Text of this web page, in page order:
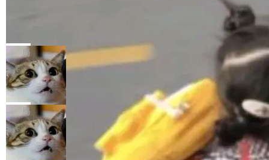
“启蒙老师”。 而今年，恰好是雷霄骅离世十周
年。FFmpeg 社区最终选择用一个大版本的名
字，留下了这份纪念。 雷霄骅曾是中国传媒大学
数字电视技术方向的博士生，长期从事视频、音
频技...
编写程序，目标是完成电商平台作者信息与商品
列表的数据匹配 —— 一项常规的数据处理任
务，最终却产生了 180 万美元的账单，实际支出
超出原定预算 860%。 更令人意外的是，该项目
最终并未成功落地，而高额算力消耗持续运行长
达 5 个月，公司直到财务对账时才察觉异常。这
意味着一个无人看管的 AI 程序，在近半年时间
里日夜不停地"烧钱"。 复盘显示，...
e CEO Clément Delangue 在 CNBC 的采访里
没有拐弯抹角。他说中国正在赢得 AI 竞赛，而
且按目前的速度，中国 AI 工具预计在今年底或
2027 年就能追上美国前沿实验室的水平。 Dela
ngue 把原因归结为一件事：开放协作。中国的
AI 开发者在一个共享和协作的生态里加速迭代，
而美国模型厂商在"闭门造车"。他的原话是 "buil
ding in silos"——各自为战，互不通气。 这个判
局
当 AI agent 把源码变成了最好的扩展系
统，开发者工具必须开源
五年前，David Crawshaw 问过很多软件工程师
一个问题：你写过什么给自己用的程序？答案几
乎都是没有。工程师们整天用别人写的程序写程
序给别人用。偶尔有人自己写个博客系统、智能
家居控制、家庭实验室，都算稀奇事。 Crawsh
局
DeepSeek Harness 宣布内测邀请，全
网最大规模开源 Agent 路演现场诞生
一条内测招募帖，发出去的时候大概没人想到它